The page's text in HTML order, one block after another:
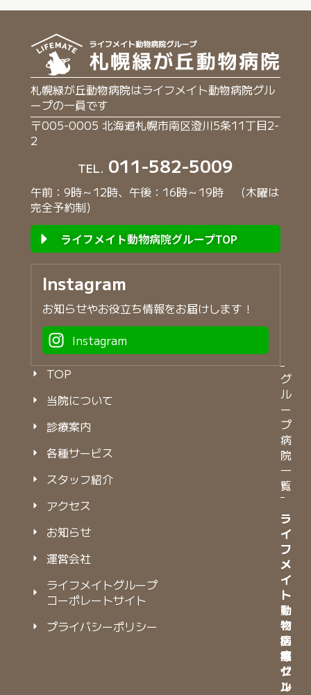
札幌緑が丘動物病院はライフメイト動物病院グル
ープの一員です
〒005-0005 北海道札幌市南区澄川5条11丁目2-
2
TEL. 011-582-5009
午前：9時～12時、午後：16時～19時 （木曜は
完全予約制）
ライフメイト動物病院グループTOP
Instagram
お知らせやお役立ち情報をお届けします！
Instagram
TOP
当院について
診療案内
各種サービス
スタッフ紹介
アクセス
お知らせ
運営会社
ライフメイトグループ
コーポレートサイト
プライバシーポリシー
グ
ル
ー
プ
病
院
一
覧
ラ
イ
フ
メ
イ
ト
動
物
病
院
グ
ル
ラ
イ
フ
メ
イ
ト
動
物
医
療
セ
ン